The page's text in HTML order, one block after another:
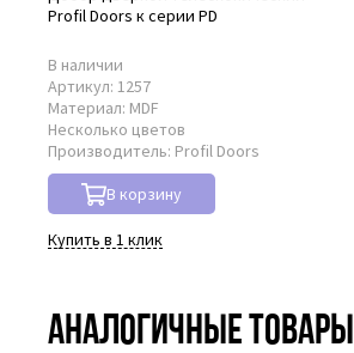
Profil Doors к серии PD
В наличии
Артикул: 1257
Материал: MDF
Несколько цветов
Производитель: Profil Doors
В корзину
Купить в 1 клик
Аналогичные товары